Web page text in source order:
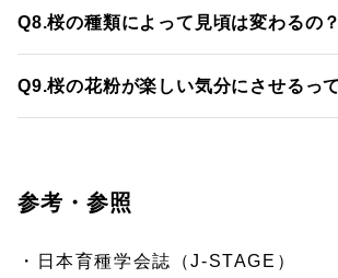
Q8.桜の種類によって見頃は変わるの？
Q9.桜の花粉が楽しい気分にさせるっ
参考・参照
・日本育種学会誌（J-STAGE）